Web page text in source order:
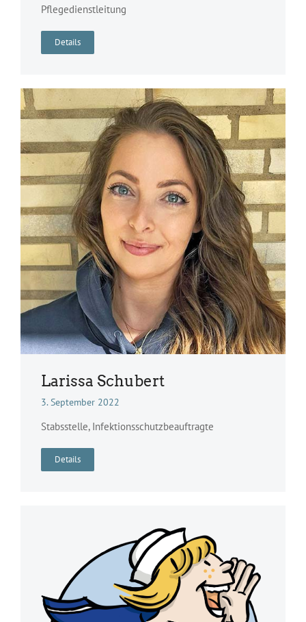
Pflegedienstleitung
Details
Larissa Schubert
3. September 2022
Stabsstelle, Infektionsschutzbeauftragte
Details